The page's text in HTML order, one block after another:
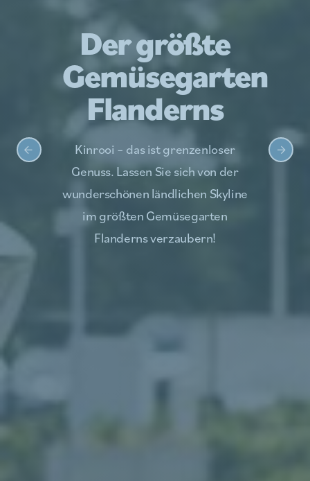
Der größte
Gemüsegarten
Flanderns
Kinrooi – das ist grenzenloser
Genuss. Lassen Sie sich von der
wunderschönen ländlichen Skyline
im größten Gemüsegarten
Flanderns verzaubern!